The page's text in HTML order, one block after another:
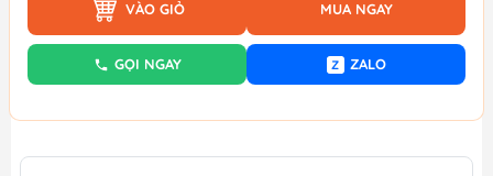
VÀO GIỎ MUA NGAY
GỌI NGAY Z ZALO